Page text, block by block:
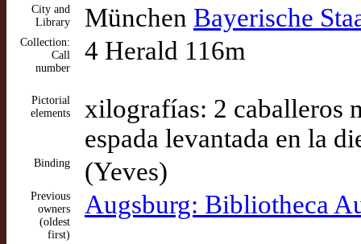
City and
Library
München Bayerische
Collection:
Call
number
4 Herald 116m
Pictorial
elements
xilografías: 2 caballeros
espada levantada en la
Binding (Yeves)
Previous
owners
(oldest
first)
Augsburg: Bibliotheca